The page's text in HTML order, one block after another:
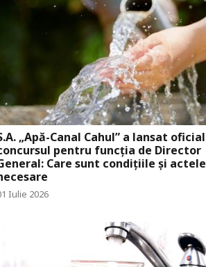
„Apă-Canal Cahul” a lansat oficial
pentru funcția de Director
Care sunt condițiile și actele
Iulie 2026